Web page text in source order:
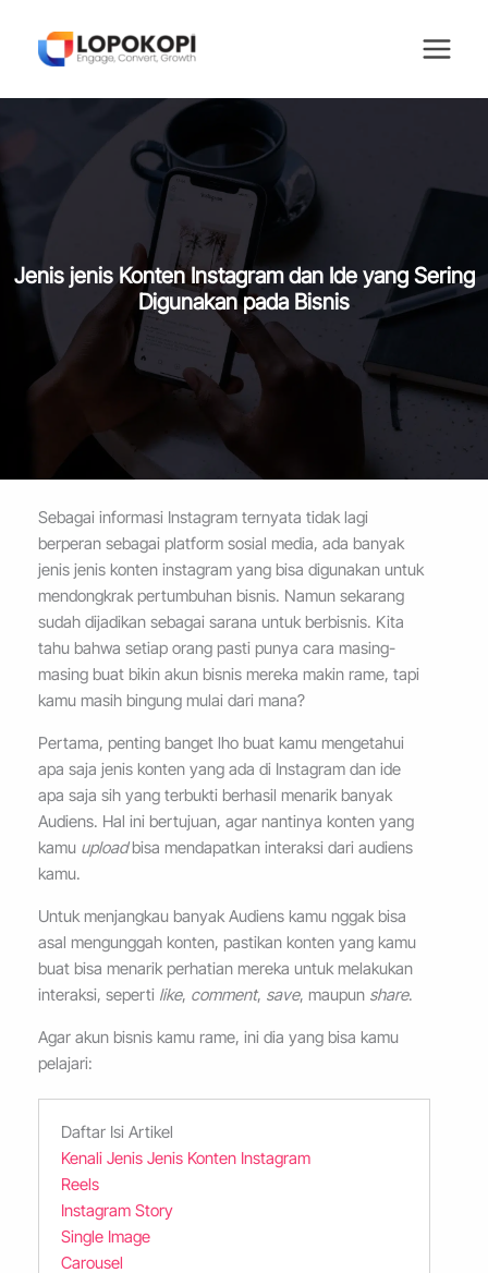
content
Jenis jenis Konten Instagram dan Ide yang Sering
Digunakan pada Bisnis
Sebagai informasi Instagram ternyata tidak lagi
berperan sebagai platform sosial media, ada banyak
jenis jenis konten instagram yang bisa digunakan untuk
mendongkrak pertumbuhan bisnis. Namun sekarang
sudah dijadikan sebagai sarana untuk berbisnis. Kita
tahu bahwa setiap orang pasti punya cara masing-
masing buat bikin akun bisnis mereka makin rame, tapi
kamu masih bingung mulai dari mana?
Pertama, penting banget lho buat kamu mengetahui
apa saja jenis konten yang ada di Instagram dan ide
apa saja sih yang terbukti berhasil menarik banyak
Audiens. Hal ini bertujuan, agar nantinya konten yang
kamu uploadbisa mendapatkan interaksi dari audiens
kamu.
Untuk menjangkau banyak Audiens kamu nggak bisa
asal mengunggah konten, pastikan konten yang kamu
buat bisa menarik perhatian mereka untuk melakukan
interaksi, seperti like, comment, save, maupun share.
Agar akun bisnis kamu rame, ini dia yang bisa kamu
pelajari:
Daftar Isi Artikel
Kenali Jenis Jenis Konten Instagram
Reels
Instagram Story
Single Image
Carousel